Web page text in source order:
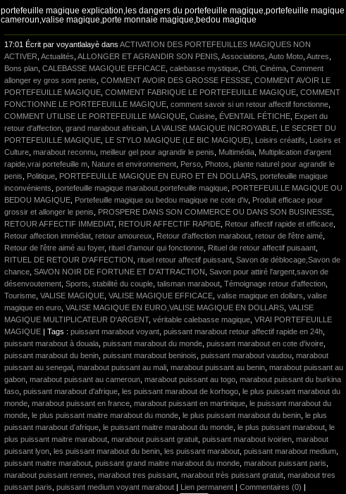
portefeuille magique explication,les dangers du portefeuille magique,portefeuille magique
cameroun,valise magique,porte monnaie magique,bedou magique
17:01 Écrit par voyantlalayè dans ACTIVATION DES PORTEFEUILLES MAGIQUES NON
ACTIVER, Actualités, ALLONGER ET AGRANDIR SON PENIS, Associations, Auto Moto, Autres,
Bons plan, CALEBASSE MAGIQUE EFFICACE, calebasse mystique, Chti, Cinéma, Comment
allonger ey gros sont penis, COMMENT AVOIR DES GROSSE FESSSE, COMMENT AVOIR LE
PORTEFEUILLE MAGIQUE, COMMENT FABRIQUE LE PORTEFEUILLE MAGIQUE, COMMENT
FONCTIONNE LE PORTEFEUILLE MAGIQUE, comment savoir si un retour affectif fonctionne,
COMMENT UTILISE LE PORTEFEUILLE MAGIQUE, Cuisine, ÉVENTAIL FÉTICHE, Expert du
retour d'affection, grand marabout africain, LA VALISE MAGIQUE INCROYABLE, LE SECRET DU
PORTEFEUILLE MAGIQUE, LE STYLO MAGIQUE (LE BIC MAGIQUE), Loisirs créatifs, Loisirs et
Culture, marabout reconnu, meilleur gel pour agrandir le penis, Multimédia, Multiplication d'argent
rapide,vrai portefeuille m, Nature et environnement, Perso, Photos, plante naturel pour agrandir le
penis, Politique, PORTEFEUILLE MAGIQUE EN EURO ET EN DOLLARS, portefeuille magique
inconvénients, portefeuille magique marabout,portefeuille magique, PORTEFEUILLE MAGIQUE OU
BEDOU MAGIQUE, Portefeuille magique ou bedou magique ne cote d'iv, Produit efficace pour
grossir et allonger le penis, PROSPERE DANS SON COMMERCE OU DANS SON BUSINESSE,
RETOUR AFFECTIF IMMEDIAT, RETOUR AFFECTIF RAPIDE, Retour affectif rapide et efficace,
Retour affection immédiat, retour amoureux, Retour d'affection marabout, retour de l'être aimé,
Retour de l'être aimé au foyer, rituel d'amour qui fonctionne, Rituel de retour affectif puisaant,
RITUEL DE RETOUR D'AFFECTION , rituel retour affectif puissant, Savon de déblocage,Savon de
chance, SAVON NOIR DE FORTUNE ET D'ATTRACTION , Savon pour attiré l'argent,savon de
désenvoutement, Sports, stabilité du couple, talisman marabout, Témoignage retour d'affection,
Tourisme, VALISE MAGIQUE, VALISE MAGIQUE EFFICACE, valise magique en dollars, valise
magique en euro, VALISE MAGIQUE EN EURO,VALISE MAGIQUE EN DOLLARS, VALISE
MAGIQUE MULTIPLICATEUR D'ARGENT, véritable calebasse magique, VRAI PORTEFEUILLE
MAGIQUE | Tags : puissant marabout voyant, puissant marabout retour affectif rapide en 24h,
puissant marabout à douala, puissant marabout du monde, puissant marabout en cote d'ivoire,
puissant marabout du benin, puissant marabout beninois, puissant marabout vaudou, marabout
puissant au senegal , marabout puissant au mali, marabout puissant au benin, marabout puissant au
gabon, marabout puissant au cameroun, marabout puissant au togo, marabout puissant du burkina
faso, puissant marabout d'afrique, les puissant marabout de korhogo, le plus puissant marabout du
monde, marabout puissant en france, marabout puissant en martinique, le puissant marabout du
monde, le plus puissant maitre marabout du monde, le plus puissant marabout du benin, le plus
puissant marabout d'afrique, le puissant maitre marabout du monde, le plus puissant marabout, le
plus puissant maitre marabout, marabout puissant gratuit, puissant marabout ivoirien, marabout
puissant lyon, les puissant marabout du benin, les puissant marabout, puissant marabout medium,
puissant maitre marabout, puissant grand maitre marabout du monde, marabout puissant paris,
marabout puissant rennes, marabout tres puissant, marabout très puissant gratuit, marabout tres
puissant paris, puissant medium voyant marabout Lien permanent Commentaires (0)